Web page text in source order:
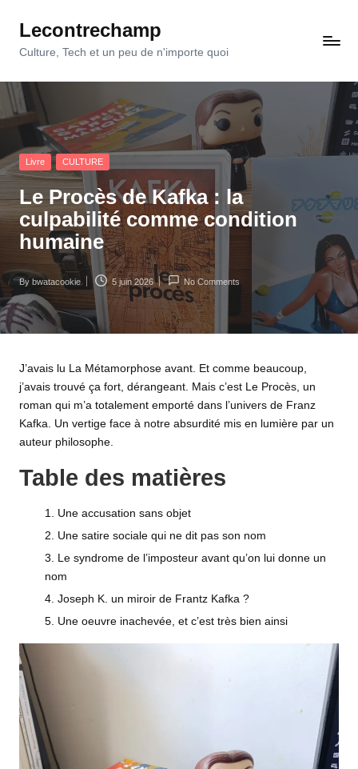
SkipLecontrechamp
Culture, Tech et un peu de n'importe quoi
Posted
in
Livre CULTURE
Le Procès de Kafka : la
culpabilité comme condition
humaine
Posted
by
By bwatacookie 5 juin 2026 No Comments
J’avais lu La Métamorphose avant. Et comme beaucoup,
j’avais trouvé ça fort, dérangeant. Mais c’est Le Procès, un
roman qui m’a totalement emporté dans l’univers de Franz
Kafka. Un vertige face à notre absurdité mis en lumière par un
auteur philosophe.
Table des matières
Une accusation sans objet
Une satire sociale qui ne dit pas son nom
Le syndrome de l’imposteur avant qu’on lui donne un
nom
Joseph K. un miroir de Frantz Kafka ?
Une oeuvre inachevée, et c’est très bien ainsi